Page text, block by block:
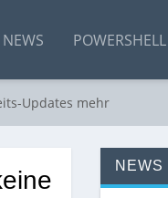
NEWS POWERSHELL
Updates mehr
NEWS